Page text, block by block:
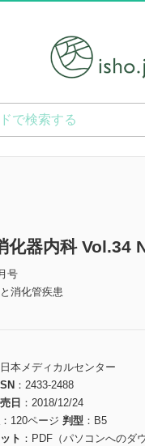
化器内科 Vol.34
号
消化管疾患
日本メディカルセンター
2433-2488
日
2018/12/24
120ページ 判型
B5
ト
PDF（パソコンへのダ